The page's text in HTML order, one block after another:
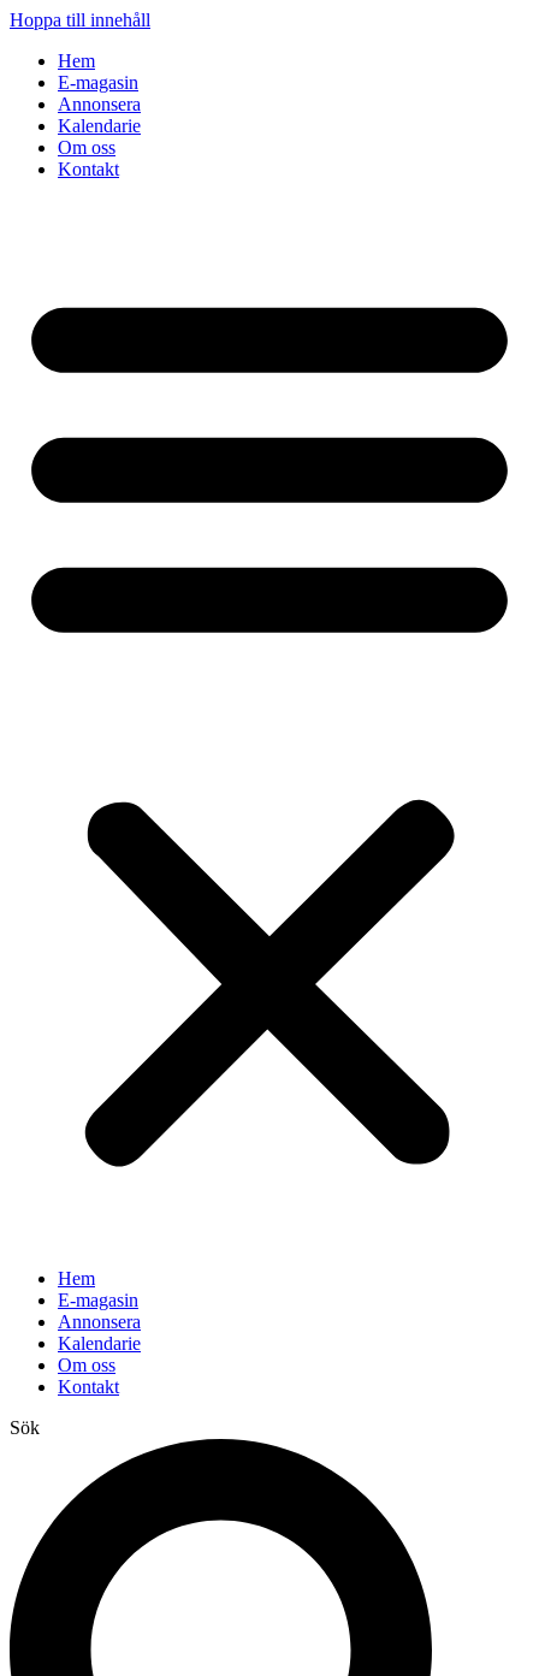
Hoppa till innehåll
Hem
E-magasin
Annonsera
Kalendarie
Om oss
Kontakt
Hem
E-magasin
Annonsera
Kalendarie
Om oss
Kontakt
Sök